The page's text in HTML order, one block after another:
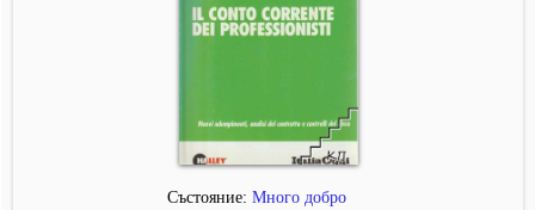
Състояние: Много добро